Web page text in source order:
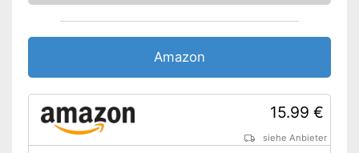
Amazon
15.99 €
siehe Anbieter